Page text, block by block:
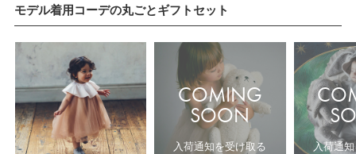
モデル着用コーデの丸ごとギフトセット
COMING
SOON
入荷通知を受け取る 入荷通